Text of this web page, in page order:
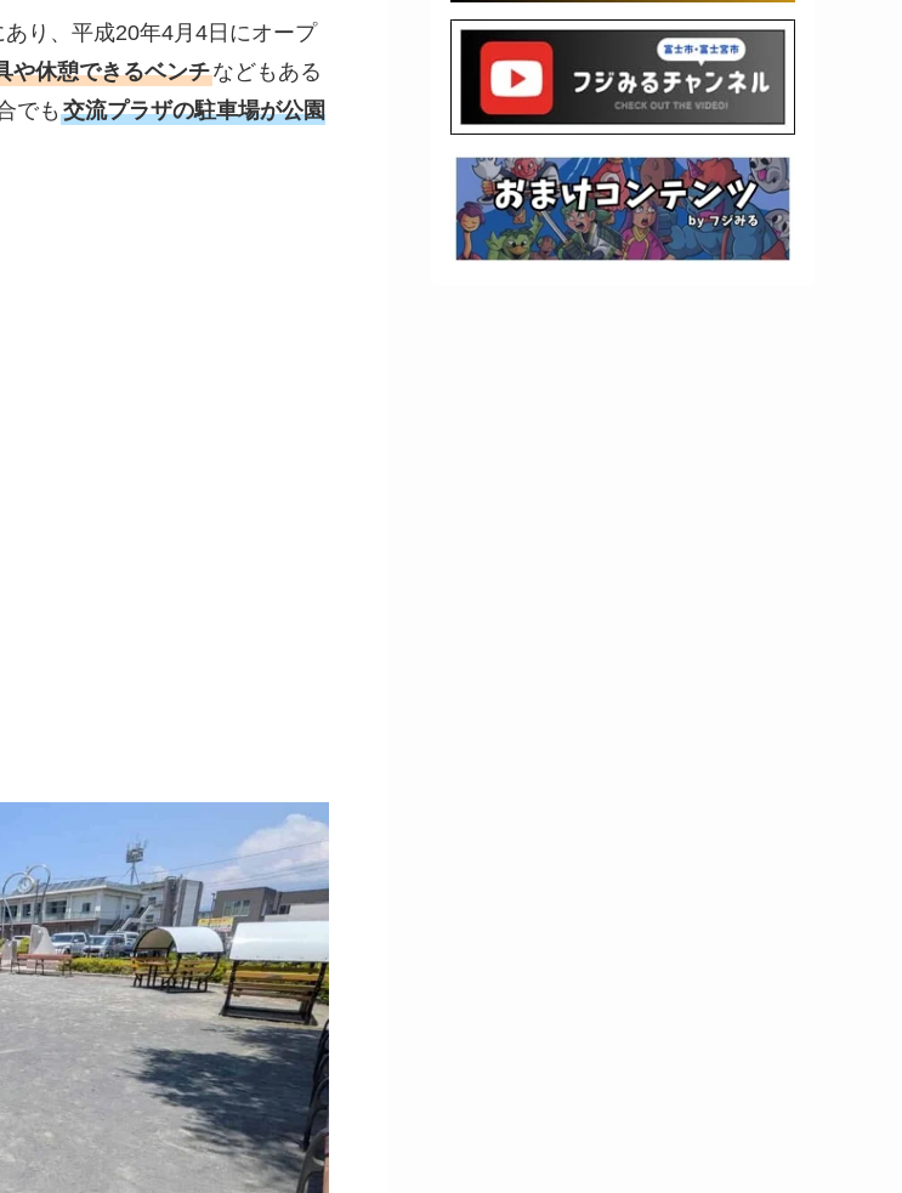
り、平成20年4月4日にオープ
や休憩できるベンチなどもある
でも 交流プラザの駐車場が公園